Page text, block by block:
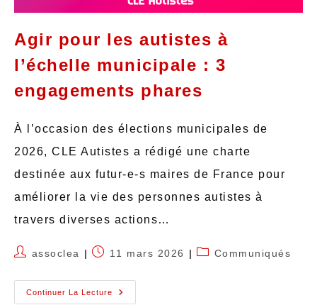
Agir pour les autistes à
l’échelle municipale : 3
engagements phares
À l’occasion des élections municipales de
2026, CLE Autistes a rédigé une charte
destinée aux futur-e-s maires de France pour
améliorer la vie des personnes autistes à
travers diverses actions…
assoclea 11 mars 2026 Communiqués
Continuer La Lecture